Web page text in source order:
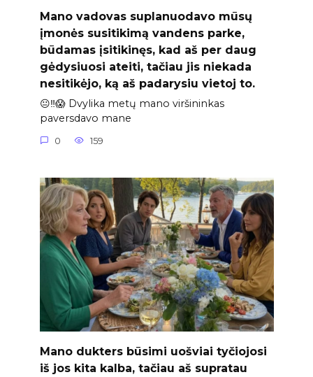
Mano vadovas suplanuodavo mūsų
įmonės susitikimą vandens parke,
būdamas įsitikinęs, kad aš per daug
gėdysiuosi ateiti, tačiau jis niekada
nesitikėjo, ką aš padarysiu vietoj to.
😐‼️😱 Dvylika metų mano viršininkas
paversdavo mane
0 159
Mano dukters būsimi uošviai tyčiojosi
iš jos kita kalba, tačiau aš supratau